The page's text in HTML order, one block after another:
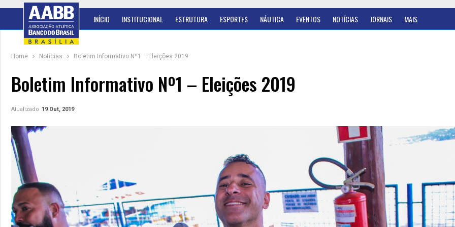
INÍCIO INSTITUCIONAL ESTRUTURA ESPORTES NÁUTICA EVENTOS NOTÍCIAS JORNAIS MAIS
Home Notícias Boletim Informativo Nº1 – Eleições 2019
Boletim Informativo Nº1 – Eleições 2019
Atualizado 19 Out, 2019